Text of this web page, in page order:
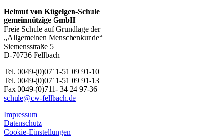
Helmut von Kügelgen-Schule
gemeinnützige GmbH
Freie Schule auf Grundlage der
„Allgemeinen Menschenkunde“
Siemensstraße 5
D-70736 Fellbach
Tel. 0049-(0)0711-51 09 91-10
Tel. 0049-(0)0711-51 09 91-13
Fax 0049-(0)711- 34 24 97-36
schule@cw-fellbach.de
Impressum
Datenschutz
Cookie-Einstellungen